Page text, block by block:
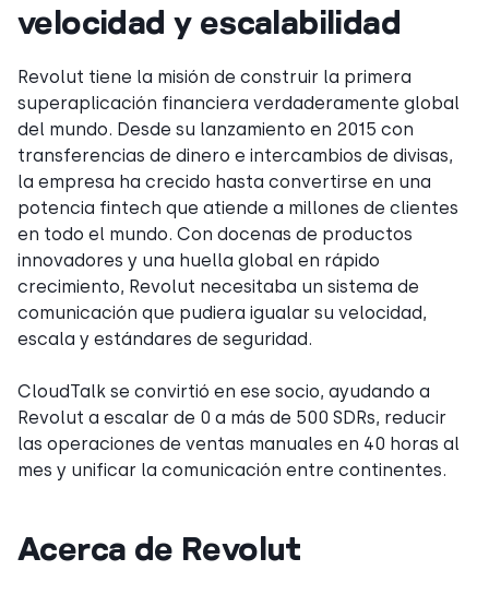
velocidad y escalabilidad
Revolut tiene la misión de construir la primera
superaplicación financiera verdaderamente global
del mundo. Desde su lanzamiento en 2015 con
transferencias de dinero e intercambios de divisas,
la empresa ha crecido hasta convertirse en una
potencia fintech que atiende a millones de clientes
en todo el mundo. Con docenas de productos
innovadores y una huella global en rápido
crecimiento, Revolut necesitaba un sistema de
comunicación que pudiera igualar su velocidad,
escala y estándares de seguridad.
CloudTalk se convirtió en ese socio, ayudando a
Revolut a escalar de 0 a más de 500 SDRs, reducir
las operaciones de ventas manuales en 40 horas al
mes y unificar la comunicación entre continentes.
Acerca de Revolut